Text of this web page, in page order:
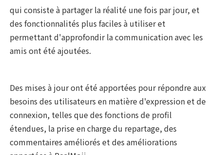
qui consiste à partager la réalité une fois par jour, et
des fonctionnalités plus faciles à utiliser et
permettant d'approfondir la communication avec les
amis ont été ajoutées.
Des mises à jour ont été apportées pour répondre aux
besoins des utilisateurs en matière d'expression et de
connexion, telles que des fonctions de profil
étendues, la prise en charge du repartage, des
commentaires améliorés et des améliorations